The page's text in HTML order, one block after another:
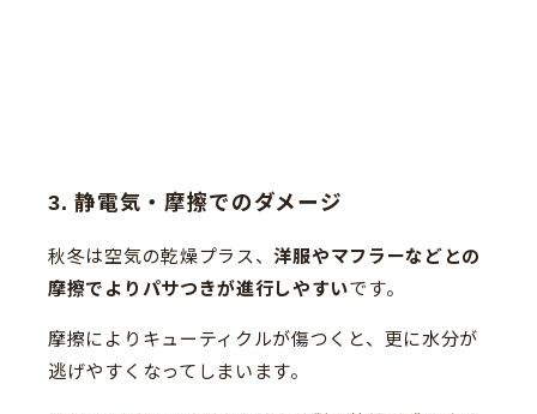
3. 静電気・摩擦でのダメージ
秋冬は空気の乾燥プラス、洋服やマフラーなどとの
摩擦でよりパサつきが進行しやすいです。
摩擦によりキューティクルが傷つくと、更に水分が
逃げやすくなってしまいます。